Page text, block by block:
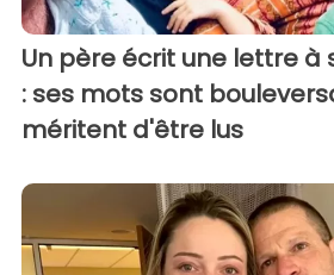
Un père écrit une lettre à
: ses mots sont
méritent d'être lus